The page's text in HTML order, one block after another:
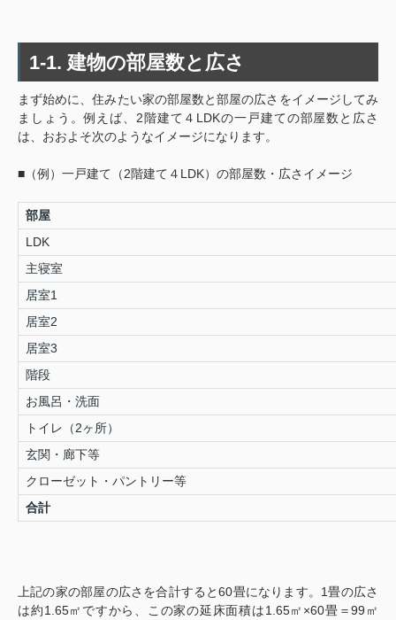
1-1. 建物の部屋数と広さ
まず始めに、住みたい家の部屋数と部屋の広さをイメージしてみ
ましょう。例えば、2階建て４LDKの一戸建ての部屋数と広さ
は、おおよそ次のようなイメージになります。
■（例）一戸建て（2階建て４LDK）の部屋数・広さイメージ
部屋
LDK
主寝室
居室1
居室2
居室3
階段
お風呂・洗面
トイレ（2ヶ所）
玄関・廊下等
クローゼット・パントリー等
合計
上記の家の部屋の広さを合計すると60畳になります。1畳の広さ
は約1.65㎡ですから、この家の延床面積は1.65㎡×60畳＝99㎡